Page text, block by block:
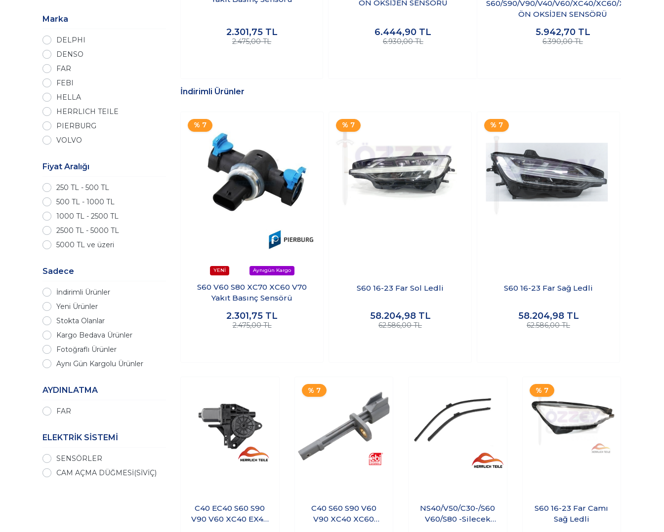
Marka
DELPHI
DENSO
FAR
FEBI
HELLA
HERRLICH TEILE
PIERBURG
VOLVO
Fiyat Aralığı
250 TL - 500 TL
500 TL - 1000 TL
1000 TL - 2500 TL
2500 TL - 5000 TL
5000 TL ve üzeri
Sadece
İndirimli Ürünler
Yeni Ürünler
Stokta Olanlar
Kargo Bedava Ürünler
Fotoğraflı Ürünler
Aynı Gün Kargolu Ürünler
AYDINLATMA
FAR
ELEKTRİK SİSTEMİ
SENSÖRLER
CAM AÇMA DÜĞMESİ(SİVİÇ)
2.301,75 TL
2.475,00 TL
ÖN OKSİJEN SENSÖRÜ
6.444,90 TL
6.930,00 TL
S60/S90/V90/V40/V60/XC40/XC60/XC90
ÖN OKSİJEN SENSÖRÜ
5.942,70 TL
6.390,00 TL
İndirimli Ürünler
% 7
S60 V60 S80 XC70 XC60 V70
Yakıt Basınç Sensörü
2.301,75 TL
2.475,00 TL
% 7
S60 16-23 Far Sol Ledli
58.204,98 TL
62.586,00 TL
% 7
S60 16-23 Far Sağ Ledli
58.204,98 TL
62.586,00 TL
C40 EC40 S60 S90
V90 V60 XC40 EX40
% 7
C40 S60 S90 V60
V90 XC40 XC60
NS40/V50/C30-/S60
V60/S80 -Silecek
% 7
S60 16-23 Far Camı
Sağ Ledli